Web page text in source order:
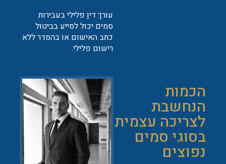
עורך דין פלילי בעבירות
סמים יכול לסייע בביטול
כתב האישום או בהסדר ללא
רישום פלילי.
הכמות
הנחשבת
לצריכה עצמית
בסוגי סמים
נפוצים